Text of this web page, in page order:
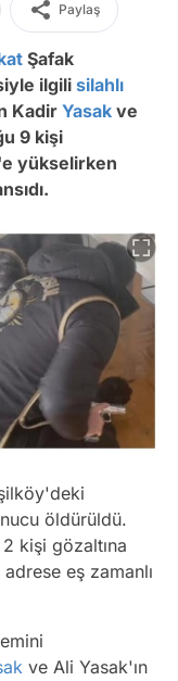
Paylaş
Şafak
ilgili silahlı
Kadir Yasak ve
9 kişi
yükselirken
öldürüldü.
kişi gözaltına
adrese eş zamanlı
ve Ali Yasak'ın